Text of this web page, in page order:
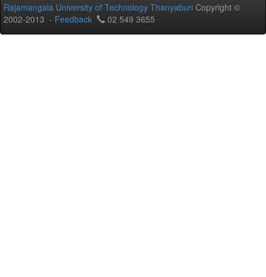
Rajamangala University of Technology Thanyaburi Copyright ©
2002-2013 - Feedback 02 549 3655